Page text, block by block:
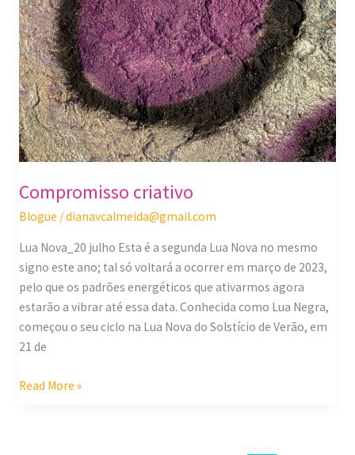
Compromisso criativo
Blogue /dianavcalmeida@gmail.com
Lua Nova_20 julho Esta é a segunda Lua Nova no mesmo
signo este ano; tal só voltará a ocorrer em março de 2023,
pelo que os padrões energéticos que ativarmos agora
estarão a vibrar até essa data. Conhecida como Lua Negra,
começou o seu ciclo na Lua Nova do Solstício de Verão, em
21 de
Read More »